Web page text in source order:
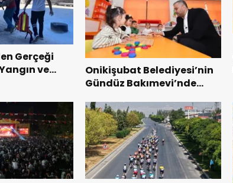
Gerçeği
ve
Onikişubat Belediyesi’nin
Gündüz Bakımevi’nde
başladı.